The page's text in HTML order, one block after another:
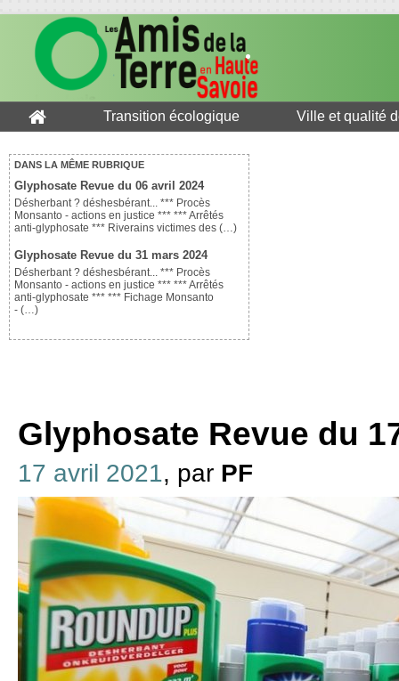
Transition écologique Ville et qualité
DANS LA MÊME RUBRIQUE
Glyphosate Revue du 06 avril 2024
Désherbant ? déshesbérant... *** Procès
Monsanto - actions en justice *** *** Arrêtés
anti-glyphosate *** Riverains victimes des (…)
Glyphosate Revue du 31 mars 2024
Désherbant ? déshesbérant... *** Procès
Monsanto - actions en justice *** *** Arrêtés
anti-glyphosate *** *** Fichage Monsanto
- (…)
Glyphosate Revue du
17 avril 2021, par PF